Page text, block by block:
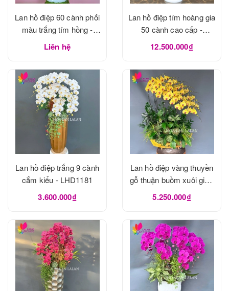
Lan hồ điệp 60 cành phối
màu trắng tím hồng -
LHD1183
Liên hệ
Lan hồ điệp tím hoàng gia
50 cành cao cấp -
LHD1182
12.500.000₫
Lan hồ điệp trắng 9 cành
cắm kiểu - LHD1181
3.600.000₫
Lan hồ điệp vàng thuyền
gỗ thuận buồm xuôi gió -
LHD1180
5.250.000₫